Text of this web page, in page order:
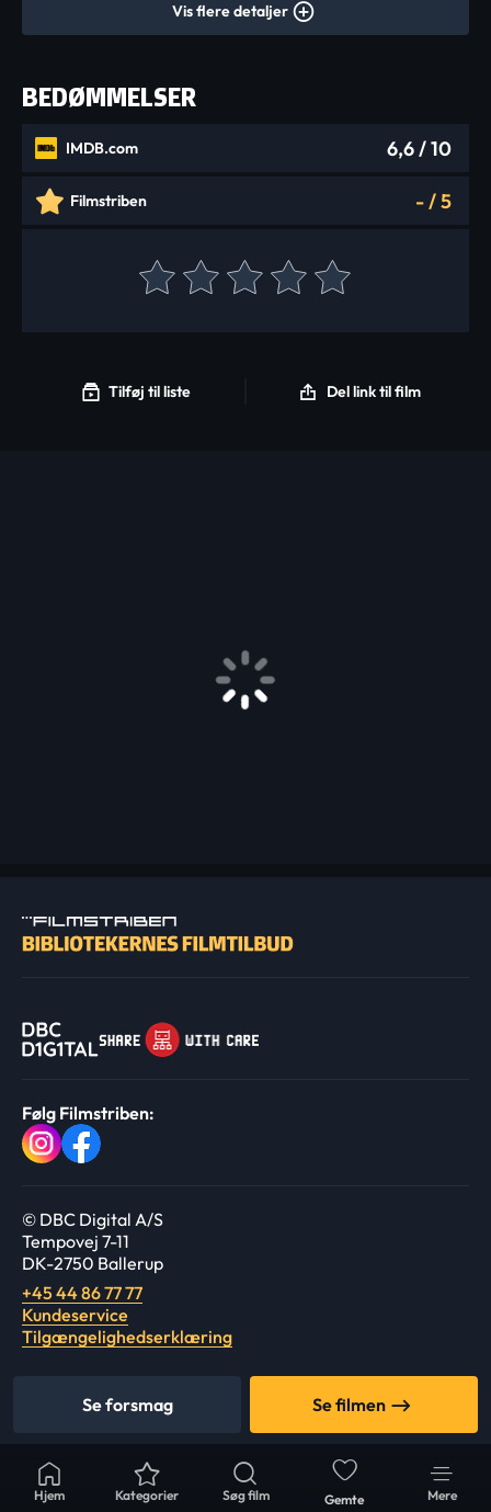
Hjem Gemte
Kategorier Søg film Mere
Se forsmag Se filmen
Vis flere detaljer
BEDØMMELSER
IMDB.com 6,6/ 10
Filmstriben -/5
Tilføj til liste Del link til film
Følg Filmstriben:
© DBC Digital A/S
Tempovej 7-11
DK-2750 Ballerup
+45 44 86 77 77
Kundeservice
Tilgængelighedserklæring